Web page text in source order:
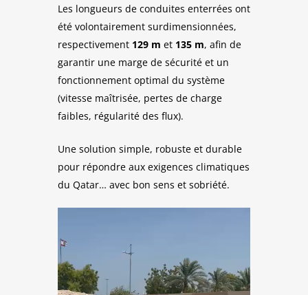
Les longueurs de conduites enterrées ont
été volontairement surdimensionnées,
respectivement 129 m et 135 m, afin de
garantir une marge de sécurité et un
fonctionnement optimal du système
(vitesse maîtrisée, pertes de charge
faibles, régularité des flux).
Une solution simple, robuste et durable
pour répondre aux exigences climatiques
du Qatar… avec bon sens et sobriété.